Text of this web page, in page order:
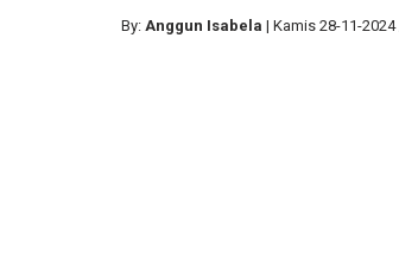
By: Anggun Isabela | Kamis 28-11-2024